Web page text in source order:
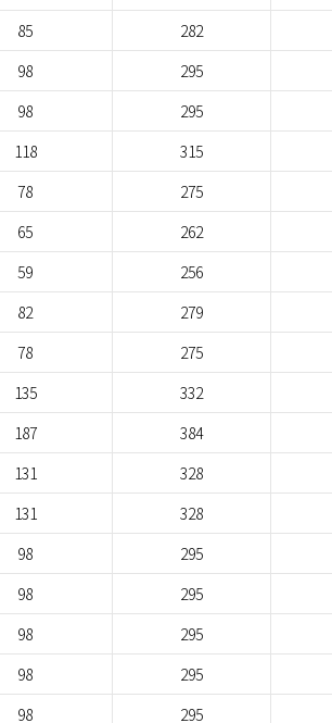
85 282
98 295
98 295
118 315
78 275
65 262
59 256
82 279
78 275
135 332
187 384
131 328
131 328
98 295
98 295
98 295
98 295
98 295